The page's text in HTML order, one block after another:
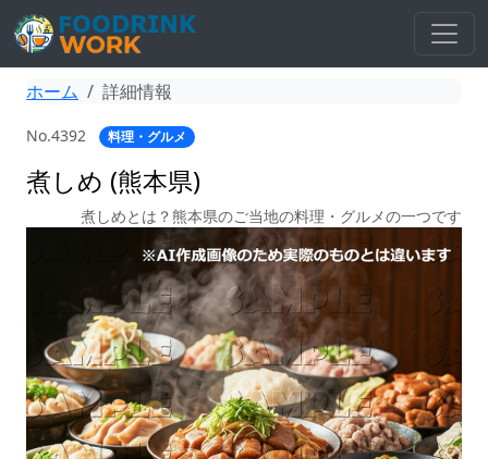
ホーム 詳細情報
No.4392 料理・グルメ
煮しめ (熊本県)
煮しめとは？熊本県のご当地の料理・グルメの一つです